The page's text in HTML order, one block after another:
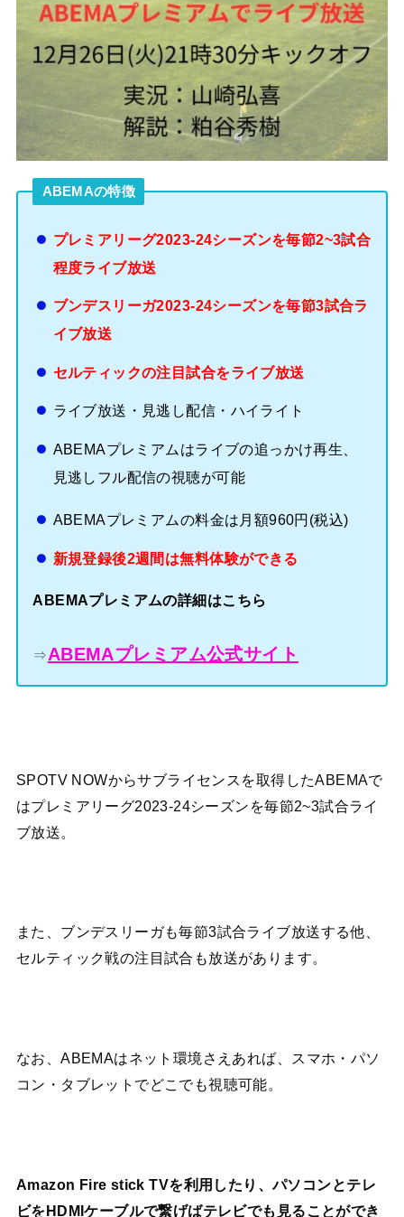
ABEMAの特徴
プレミアリーグ2023-24シーズンを毎節2~3試合
程度ライブ放送
ブンデスリーガ2023-24シーズンを毎節3試合ラ
イブ放送
セルティックの注目試合をライブ放送
ライブ放送・見逃し配信・ハイライト
ABEMAプレミアムはライブの追っかけ再生、
見逃しフル配信の視聴が可能
ABEMAプレミアムの料金は月額960円(税込)
新規登録後2週間は無料体験ができる
ABEMAプレミアムの詳細はこちら
⇒ABEMAプレミアム公式サイト
SPOTV NOWからサブライセンスを取得したABEMAで
はプレミアリーグ2023-24シーズンを毎節2~3試合ライ
ブ放送。
また、ブンデスリーガも毎節3試合ライブ放送する他、
セルティック戦の注目試合も放送があります。
なお、ABEMAはネット環境さえあれば、スマホ・パソ
コン・タブレットでどこでも視聴可能。
Amazon Fire stick TVを利用したり、パソコンとテレ
ビをHDMIケーブルで繋げばテレビでも見ることができ